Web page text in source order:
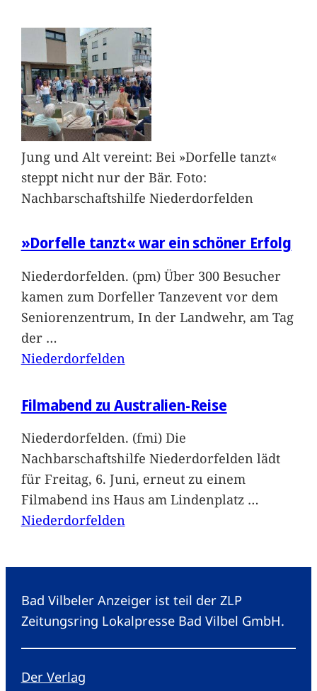
Jung und Alt vereint: Bei »Dorfelle tanzt«
steppt nicht nur der Bär. Foto:
Nachbarschaftshilfe Niederdorfelden
»Dorfelle tanzt« war ein schöner Erfolg
Niederdorfelden. (pm) Über 300 Besucher
kamen zum Dorfeller Tanzevent vor dem
Seniorenzentrum, In der Landwehr, am Tag
der …
Niederdorfelden
Filmabend zu Australien-Reise
Niederdorfelden. (fmi) Die
Nachbarschaftshilfe Niederdorfelden lädt
für Freitag, 6. Juni, erneut zu einem
Filmabend ins Haus am Lindenplatz …
Niederdorfelden
Bad Vilbeler Anzeiger ist teil der ZLP
Zeitungsring Lokalpresse Bad Vilbel GmbH.
Der Verlag